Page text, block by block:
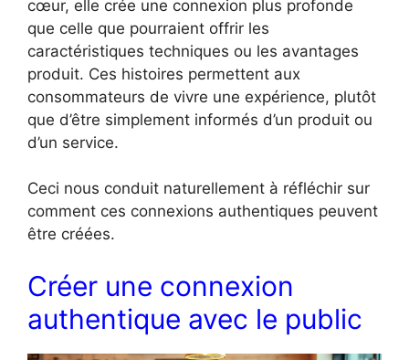
cœur, elle crée une connexion plus profonde
que celle que pourraient offrir les
caractéristiques techniques ou les avantages
produit. Ces histoires permettent aux
consommateurs de vivre une expérience, plutôt
que d’être simplement informés d’un produit ou
d’un service.
Ceci nous conduit naturellement à réfléchir sur
comment ces connexions authentiques peuvent
être créées.
Créer une connexion
authentique avec le public